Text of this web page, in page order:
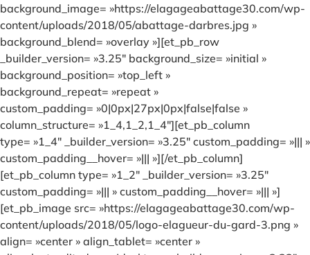
background_image= »https://elagageabattage30.com/wp-
content/uploads/2018/05/abattage-darbres.jpg »
background_blend= »overlay »][et_pb_row
_builder_version= »3.25″ background_size= »initial »
background_position= »top_left »
background_repeat= »repeat »
custom_padding= »0|0px|27px|0px|false|false »
column_structure= »1_4,1_2,1_4″][et_pb_column
type= »1_4″ _builder_version= »3.25″ custom_padding= »||| »
custom_padding__hover= »||| »][/et_pb_column]
[et_pb_column type= »1_2″ _builder_version= »3.25″
custom_padding= »||| » custom_padding__hover= »||| »]
[et_pb_image src= »https://elagageabattage30.com/wp-
content/uploads/2018/05/logo-elagueur-du-gard-3.png »
align= »center » align_tablet= »center »